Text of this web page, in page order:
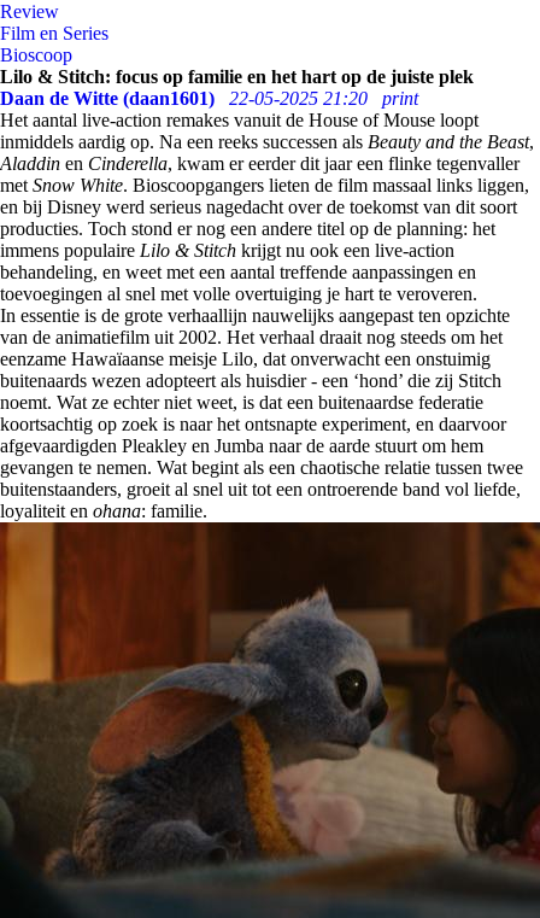
Review
Film en Series
Bioscoop
Lilo & Stitch: focus op familie en het hart op de juiste plek
Daan de Witte (daan1601)
22-05-2025 21:20
print
Het aantal live-action remakes vanuit de House of Mouse loopt
inmiddels aardig op. Na een reeks successen als Beauty and the Beast,
Aladdin en Cinderella, kwam er eerder dit jaar een flinke tegenvaller
met Snow White. Bioscoopgangers lieten de film massaal links liggen,
en bij Disney werd serieus nagedacht over de toekomst van dit soort
producties. Toch stond er nog een andere titel op de planning: het
immens populaire Lilo & Stitch krijgt nu ook een live-action
behandeling, en weet met een aantal treffende aanpassingen en
toevoegingen al snel met volle overtuiging je hart te veroveren.
In essentie is de grote verhaallijn nauwelijks aangepast ten opzichte
van de animatiefilm uit 2002. Het verhaal draait nog steeds om het
eenzame Hawaïaanse meisje Lilo, dat onverwacht een onstuimig
buitenaards wezen adopteert als huisdier - een ‘hond’ die zij Stitch
noemt. Wat ze echter niet weet, is dat een buitenaardse federatie
koortsachtig op zoek is naar het ontsnapte experiment, en daarvoor
afgevaardigden Pleakley en Jumba naar de aarde stuurt om hem
gevangen te nemen. Wat begint als een chaotische relatie tussen twee
buitenstaanders, groeit al snel uit tot een ontroerende band vol liefde,
loyaliteit en ohana: familie.